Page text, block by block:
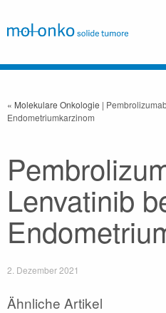
« Molekulare Onkologie |
Endometriumkarzinom
Lenvatinib
2. Dezember 2021
Ähnliche Artikel